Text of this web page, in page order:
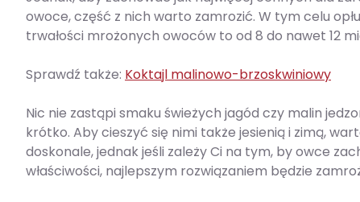
owoce, część z nich warto zamrozić. W tym celu
trwałości mrożonych owoców to od 8 do nawet 12
Sprawdź także: Koktajl malinowo-brzoskwiniowy
Nic nie zastąpi smaku świeżych jagód czy malin
krótko. Aby cieszyć się nimi także jesienią i zimą,
doskonale, jednak jeśli zależy Ci na tym, by owce
właściwości, najlepszym rozwiązaniem będzie